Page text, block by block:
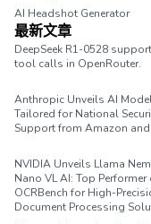
AI Headshot Generator
最新文章
DeepSeek R1-0528
tool calls in OpenRouter.
Anthropic Unveils AI
Tailored for National
Support from Amazon
NVIDIA Unveils Llama
Nano VL AI: Top Performer
OCRBench for High-
Document Processing